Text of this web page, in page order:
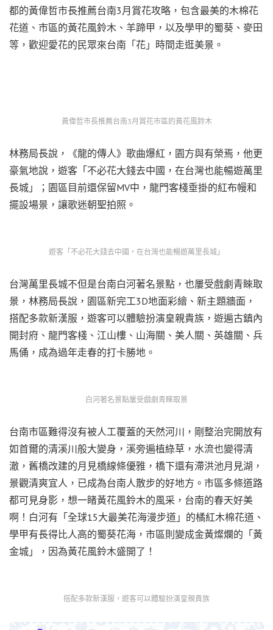
都的黃偉哲市長推薦台南3月賞花攻略，包含最美的木棉花
花道、市區的黃花風鈴木、羊蹄甲，以及學甲的蜀葵、麥田
等，歡迎愛花的民眾來台南「花」時間走逛美景。
黃偉哲市長推薦台南3月賞花市區的黃花風鈴木
林務局長說，《龍的傳人》歌曲爆紅，園方與有榮焉，他更
豪氣地說，遊客「不必花大錢去中國，在台灣也能暢遊萬里
長城」；園區目前還保留MV中，龍門客棧垂掛的紅布幔和
擺設場景，讓歌迷朝聖拍照。
遊客「不必花大錢去中國，在台灣也能暢遊萬里長城」
台灣萬里長城不但是台南白河著名景點，也屢受戲劇青睞取
景，林務局長說，園區新完工3D地面彩繪、新主題牆面，
搭配多款新漢服，遊客可以體驗扮演皇親貴族，遊遍古鎮內
開封府、龍門客棧、江山樓、山海關、美人關、英雄關、兵
馬俑，成為過年走春的打卡勝地。
白河著名景點屢受戲劇青睞取景
台南市區難得沒有被人工覆蓋的天然河川，剛整治完開放有
如首爾的清溪川般大變身，溪旁遍植綠草，水流也變得清
澈，舊橋改建的月見橋線條優雅，橋下還有滯洪池月見湖，
景觀清爽宜人，已成為台南人散步的好地方。市區多條道路
都可見身影，想一睹黃花風鈴木的風采，台南的春天好美
啊！白河有「全球15大最美花海漫步道」的橘紅木棉花道、
學甲有長得比人高的蜀葵花海，市區則變成金黃燦爛的「黃
金城」，因為黃花風鈴木盛開了！
搭配多款新漢服，遊客可以體驗扮演皇親貴族